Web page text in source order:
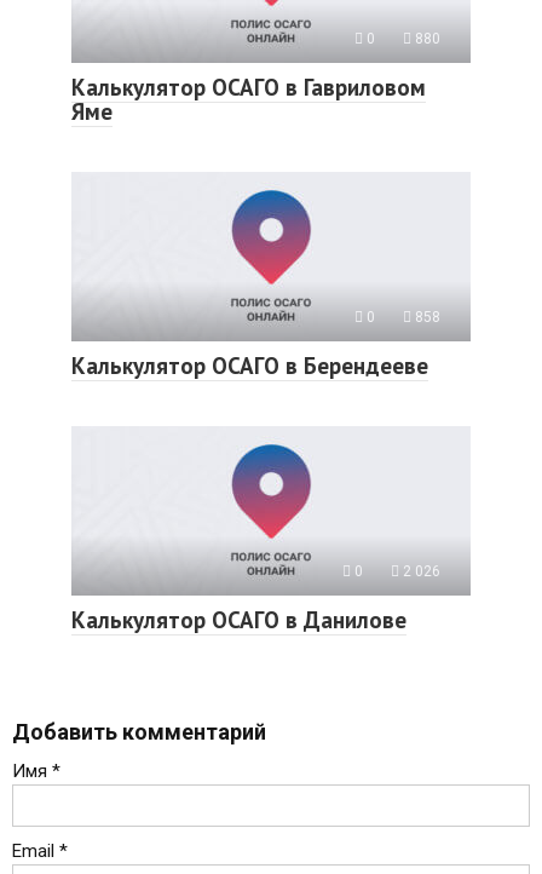
0 880
Калькулятор ОСАГО в Гавриловом
Яме
0 858
Калькулятор ОСАГО в Берендееве
0 2 026
Калькулятор ОСАГО в Данилове
Добавить комментарий
Имя *
Email *